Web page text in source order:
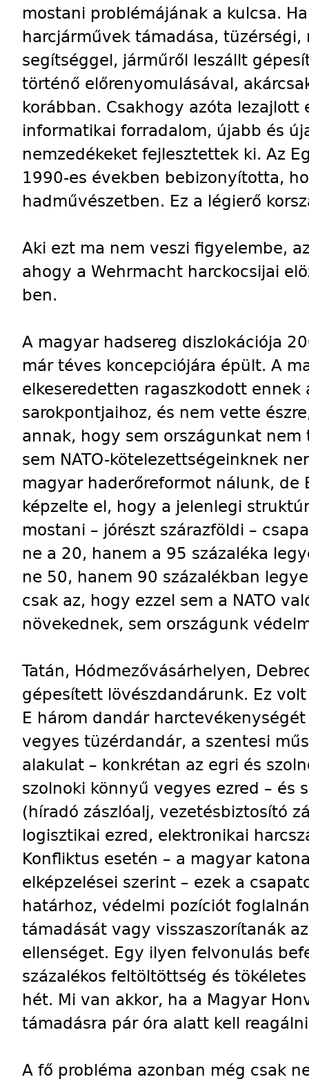
mostani problémájának a kulcsa.
harcjárművek támadása,
segítséggel, járműről leszállt
történő előrenyomulásával,
korábban. Csakhogy azóta
informatikai forradalom, újabb és
nemzedékeket fejlesztettek ki. Az
1990-es években bebizonyította,
hadművészetben. Ez a légierő
Aki ezt ma nem veszi figyelembe,
ahogy a Wehrmacht harckocsijai
ben.
A magyar hadsereg diszlokációja
már téves koncepciójára épült. A
elkeseredetten ragaszkodott ennek
sarokpontjaihoz, és nem vette
annak, hogy sem országunkat
sem NATO-kötelezettségeinknek
magyar haderőreformot nálunk, de
képzelte el, hogy a jelenlegi
mostani – jórészt szárazföldi –
ne a 20, hanem a 95 százaléka
ne 50, hanem 90 százalékban
csak az, hogy ezzel sem a NATO
növekednek, sem országunk
Tatán, Hódmezővásárhelyen,
gépesített lövészdandárunk. Ez
E három dandár
vegyes tüzérdandár, a szentesi
alakulat – konkrétan az egri és
szolnoki könnyű vegyes ezred – és
(híradó zászlóalj, vezetésbiztosító
logisztikai ezred, elektronikai
Konfliktus esetén – a magyar
elképzelései szerint – ezek a
határhoz, védelmi pozíciót
támadását vagy visszaszorítanák
ellenséget. Egy ilyen felvonulás
százalékos feltöltöttség és
hét. Mi van akkor, ha a Magyar
támadásra pár óra alatt kell
A fő probléma azonban még csak